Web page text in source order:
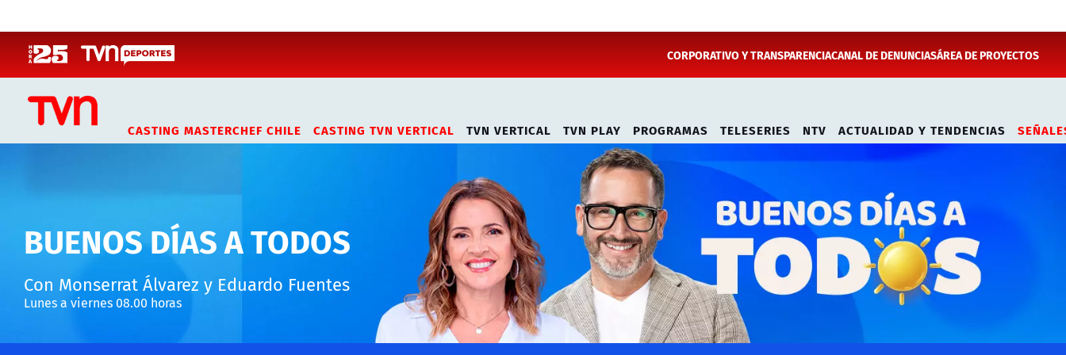
CORPORATIVO Y TRANSPARENCIACANAL DE DENUNCIASÁREA DE PROYECTOS
CASTING MASTERCHEF CHILE CASTING TVN VERTICAL TVN VERTICAL TVN PLAY PROGRAMAS TELESERIES NTV ACTUALIDAD Y TENDENCIAS
BUENOS DÍAS A TODOS
Con Monserrat Álvarez y Eduardo Fuentes
Lunes a viernes 08.00 horas